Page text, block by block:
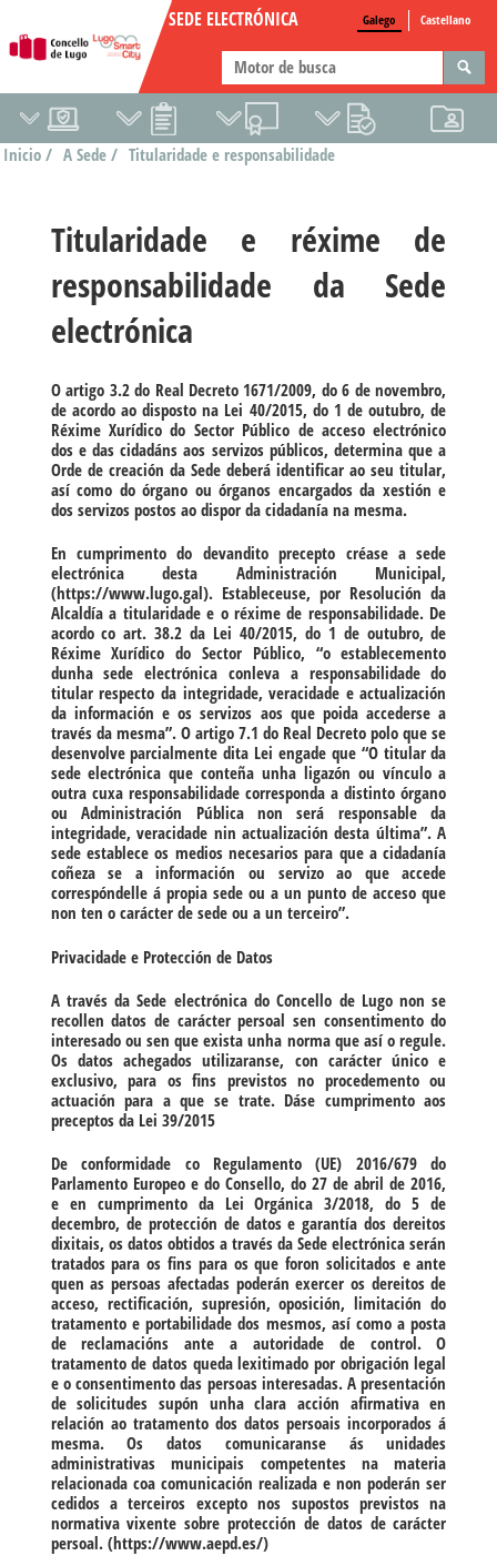
SEDE ELECTRÓNICA Galego Castellano
Inicio / A Sede / Titularidade e responsabilidade
Titularidade e réxime de
responsabilidade da Sede
electrónica
O artigo 3.2 do Real Decreto 1671/2009, do 6 de novembro,
de acordo ao disposto na Lei 40/2015, do 1 de outubro, de
Réxime Xurídico do Sector Público de acceso electrónico
dos e das cidadáns aos servizos públicos, determina que a
Orde de creación da Sede deberá identificar ao seu titular,
así como do órgano ou órganos encargados da xestión e
dos servizos postos ao dispor da cidadanía na mesma.
En cumprimento do devandito precepto créase a sede
electrónica desta Administración Municipal,
(https://www.lugo.gal). Estableceuse, por Resolución da
Alcaldía a titularidade e o réxime de responsabilidade. De
acordo co art. 38.2 da Lei 40/2015, do 1 de outubro, de
Réxime Xurídico do Sector Público, “o establecemento
dunha sede electrónica conleva a responsabilidade do
titular respecto da integridade, veracidade e actualización
da información e os servizos aos que poida accederse a
través da mesma”. O artigo 7.1 do Real Decreto polo que se
desenvolve parcialmente dita Lei engade que “O titular da
sede electrónica que conteña unha ligazón ou vínculo a
outra cuxa responsabilidade corresponda a distinto órgano
ou Administración Pública non será responsable da
integridade, veracidade nin actualización desta última”. A
sede establece os medios necesarios para que a cidadanía
coñeza se a información ou servizo ao que accede
correspóndelle á propia sede ou a un punto de acceso que
non ten o carácter de sede ou a un terceiro”.
Privacidade e Protección de Datos
A través da Sede electrónica do Concello de Lugo non se
recollen datos de carácter persoal sen consentimento do
interesado ou sen que exista unha norma que así o regule.
Os datos achegados utilizaranse, con carácter único e
exclusivo, para os fins previstos no procedemento ou
actuación para a que se trate. Dáse cumprimento aos
preceptos da Lei 39/2015
De conformidade co Regulamento (UE) 2016/679 do
Parlamento Europeo e do Consello, do 27 de abril de 2016,
e en cumprimento da Lei Orgánica 3/2018, do 5 de
decembro, de protección de datos e garantía dos dereitos
dixitais, os datos obtidos a través da Sede electrónica serán
tratados para os fins para os que foron solicitados e ante
quen as persoas afectadas poderán exercer os dereitos de
acceso, rectificación, supresión, oposición, limitación do
tratamento e portabilidade dos mesmos, así como a posta
de reclamacións ante a autoridade de control. O
tratamento de datos queda lexitimado por obrigación legal
e o consentimento das persoas interesadas. A presentación
de solicitudes supón unha clara acción afirmativa en
relación ao tratamento dos datos persoais incorporados á
mesma. Os datos comunicaranse ás unidades
administrativas municipais competentes na materia
relacionada coa comunicación realizada e non poderán ser
cedidos a terceiros excepto nos supostos previstos na
normativa vixente sobre protección de datos de carácter
persoal. (https://www.aepd.es/)